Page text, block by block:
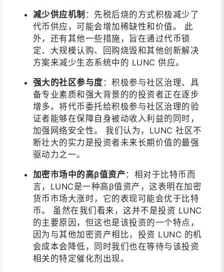
减少供应机制 ：先税后烧的方式积极减少了
代币供应，可能会增加稀缺性和价值。 此
外，还有其他一些措施，旨在通过代币锁
定、大规模认购、回购烧毁和其他创新解决
方案来减少生态系统中的 LUNC 供应。
强大的社区参与度 ：积极参与社区治理、具
备专业素质和强大背景的的投资者正在逐步
增多。将代币委托给积极参与社区治理的验
证者能够在保障自身被动收入利益的同时，
加强网络安全性。 我们认为，LUNC 社区不
断壮大的实力是投资者未来长期价值的最强
驱动力之一。
加密市场中的高β值资产 ：相对于比特币而
言，LUNC是一种高β值资产，这表明在加密
货币市场大涨时，它的表现可能会优于比特
币。 虽然在我们看来，这并不是投资 LUNC
的主要原因，但这也是该投资的一个特点，
因为与其他加密资产相比，投资 LUNC 的机
会成本会降低，同时我们也在等待与该投资
相关的特定催化剂出现。